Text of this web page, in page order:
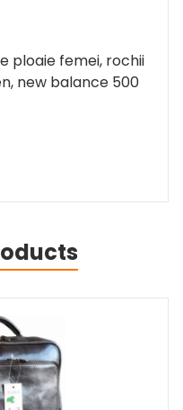
ploaie femei, rochii
new balance 500